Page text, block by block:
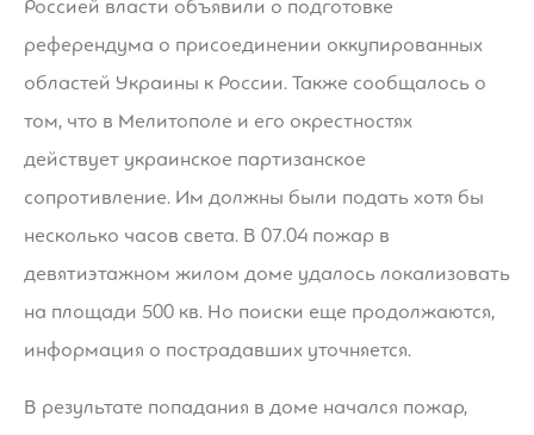
Россией власти объявили о подготовке
референдума о присоединении оккупированных
областей Украины к России. Также сообщалось о
том, что в Мелитополе и его окрестностях
действует украинское партизанское
сопротивление. Им должны были подать хотя бы
несколько часов света. В 07.04 пожар в
девятиэтажном жилом доме удалось локализовать
на площади 500 кв. Но поиски еще продолжаются,
информация о пострадавших уточняется.
В результате попадания в доме начался пожар,